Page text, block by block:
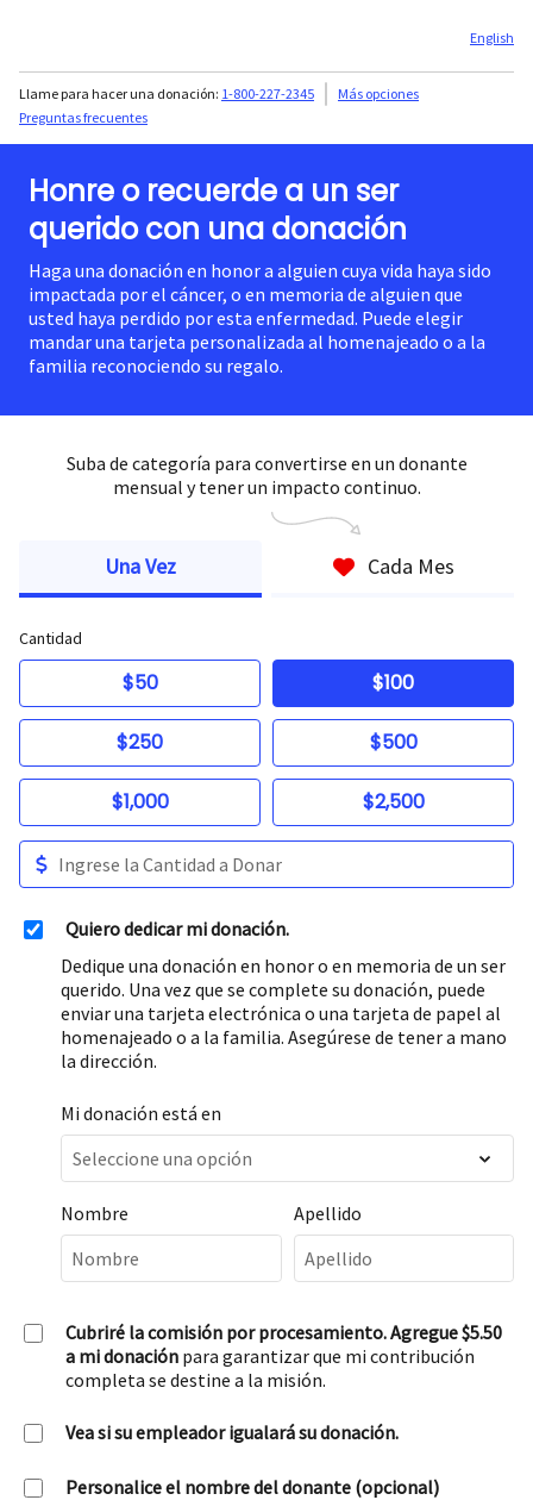
English
Preguntas frecuentes
Llame para hacer una donación: 1-800-227-2345 Más opciones
Honre o recuerde a un ser
querido con una donación
Haga una donación en honor a alguien cuya vida haya sido
impactada por el cáncer, o en memoria de alguien que
usted haya perdido por esta enfermedad. Puede elegir
mandar una tarjeta personalizada al homenajeado o a la
familia reconociendo su regalo.
Suba de categoría para convertirse en un donante
mensual y tener un impacto continuo.
Una Vez Cada Mes
Cantidad
$50 $100
$250 $500
$1,000 $2,500
Quiero dedicar mi donación.
Dedique una donación en honor o en memoria de un ser
querido. Una vez que se complete su donación, puede
enviar una tarjeta electrónica o una tarjeta de papel al
homenajeado o a la familia. Asegúrese de tener a mano
la dirección.
Mi donación está en
Nombre Apellido
Cubriré la comisión por procesamiento. Agregue $5.50
a mi donación para garantizar que mi contribución
completa se destine a la misión.
Vea si su empleador igualará su donación.
Personalice el nombre del donante (opcional)